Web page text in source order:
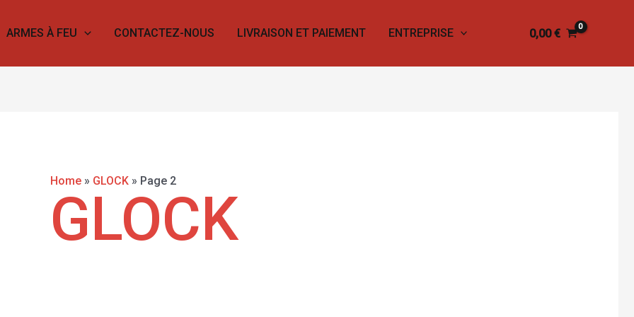
ARMES À FEU CONTACTEZ-NOUS LIVRAISON ET PAIEMENT ENTREPRISE 0,00€
Home» GLOCK» Page 2
GLOCK